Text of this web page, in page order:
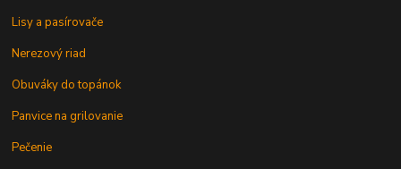
Lisy a pasírovače
Nerezový riad
Obuváky do topánok
Panvice na grilovanie
Pečenie